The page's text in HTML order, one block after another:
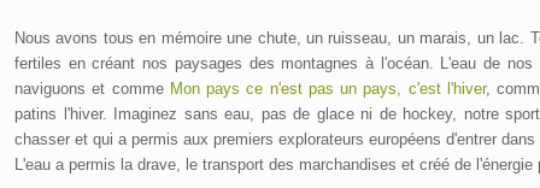
Nous avons tous en mémoire une chute, un ruisseau, un marais, un lac.
fertiles en créant nos paysages des montagnes à l'océan. L'eau de
naviguons et comme Mon pays ce n'est pas un pays, c'est l'hiver,
patins l'hiver. Imaginez sans eau, pas de glace ni de hockey, notre
chasser et qui a permis aux premiers explorateurs européens d'entrer
L'eau a permis la drave, le transport des marchandises et créé de